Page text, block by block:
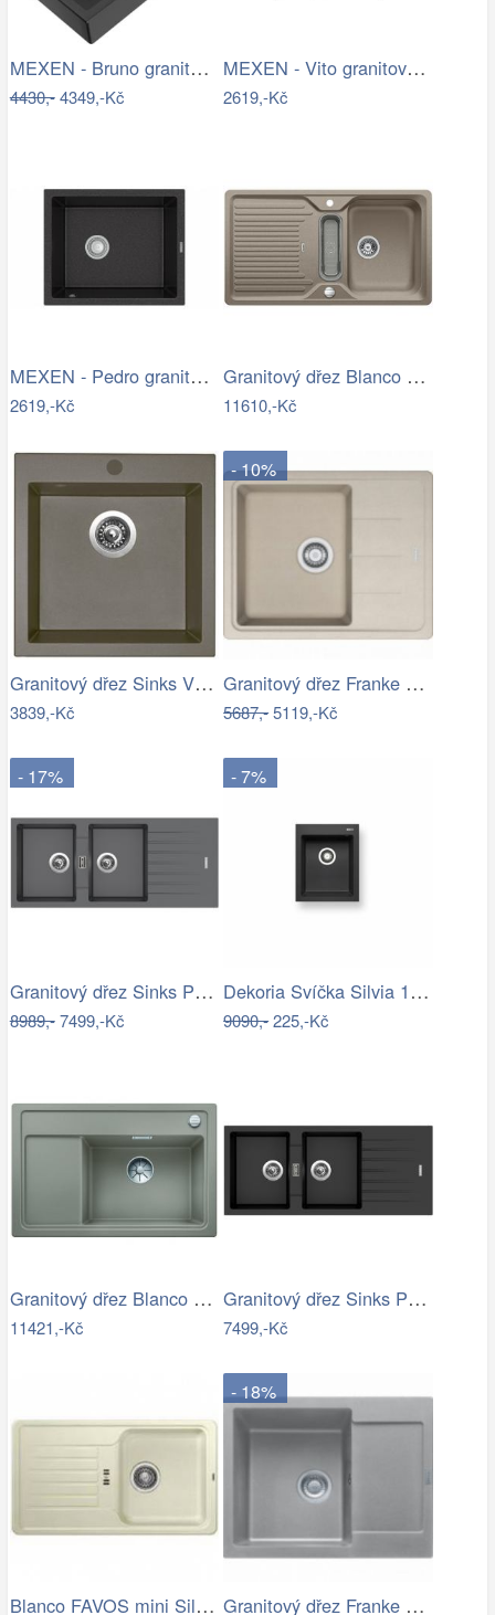
MEXEN - Bruno granitový dřez 1 s…
4430,-4349,-Kč
MEXEN - Vito granitový dřez 1-miska…
2619,-Kč
MEXEN - Pedro granitový dřez 1-miska…
2619,-Kč
Granitový dřez Blanco CLASSIC 5 S…
11610,-Kč
Granitový dřez Sinks VIVA 455 Truffle
3839,-Kč
- 10%
Granitový dřez Franke BFG 611-62 Sahara
5687,-5119,-Kč
- 17%
Granitový dřez Sinks PERFECTO 1160 DUO…
8989,-7499,-Kč
- 7%
Dekoria Svíčka Silvia 10cm light grey,…
9090,-225,-Kč
Granitový dřez Blanco ZENAR XL 6 S…
11421,-Kč
Granitový dřez Sinks PERFECTO 1160 DUO…
7499,-Kč
Blanco FAVOS mini Silgranit jasmín…
- 18%
Granitový dřez Franke MRG 611-62 Šedý…